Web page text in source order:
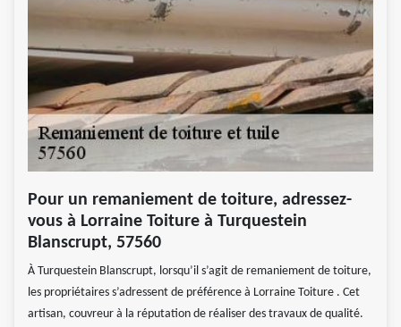
Pour un remaniement de toiture, adressez-
vous à Lorraine Toiture à Turquestein
Blanscrupt, 57560
À Turquestein Blanscrupt, lorsqu’il s’agit de remaniement de toiture,
les propriétaires s’adressent de préférence à Lorraine Toiture . Cet
artisan, couvreur à la réputation de réaliser des travaux de qualité.